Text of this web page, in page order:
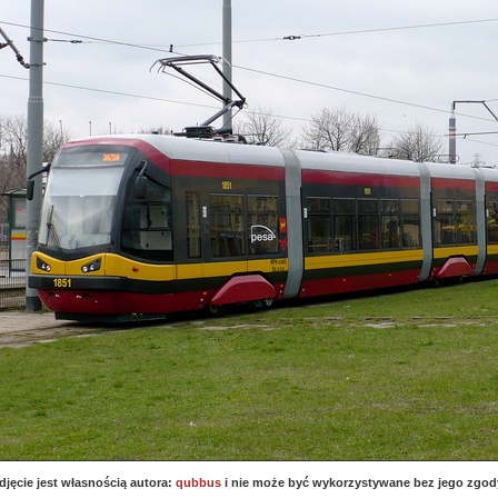
jest własnością autora: qubbusi nie może być wykorzystywane bez jego